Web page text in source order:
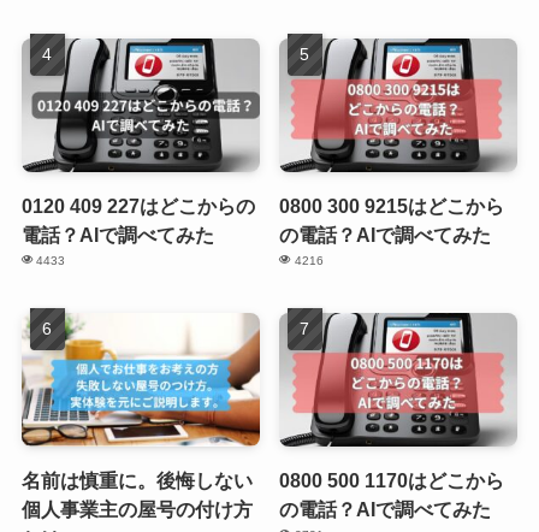
0120 409 227はどこからの
電話？AIで調べてみた
4433
0800 300 9215はどこから
の電話？AIで調べてみた
4216
名前は慎重に。後悔しない
個人事業主の屋号の付け方
0800 500 1170はどこから
の電話？AIで調べてみた